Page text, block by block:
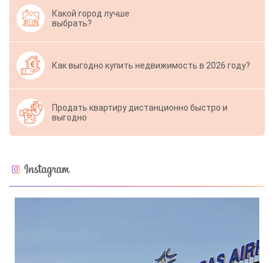
Какой город лучше
выбрать?
Как выгодно купить недвижимость в 2026 году?
Продать квартиру дистанционно быстро и
выгодно